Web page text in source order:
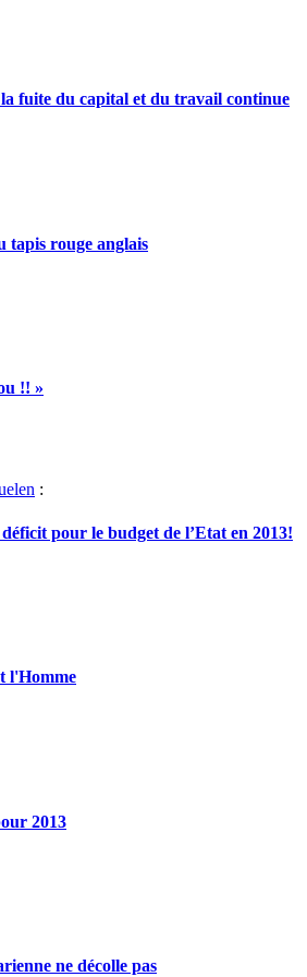
fuite du capital et du travail continue
tapis rouge anglais
!! »
:
pour le budget de l’Etat en 2013!
l'Homme
2013
ne décolle pas